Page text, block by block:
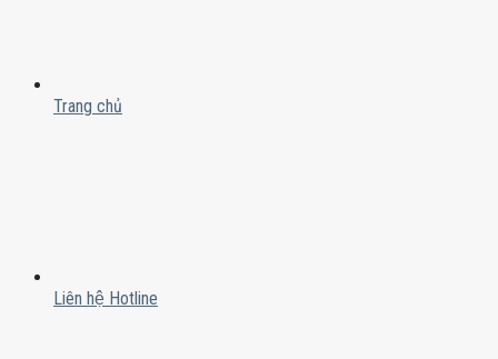
Trang chủ
Liên hệ Hotline